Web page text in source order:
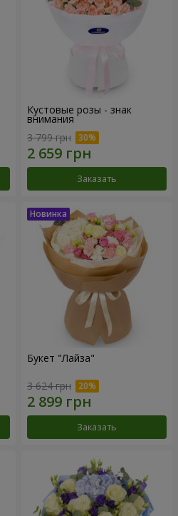
Кустовые розы - знак
внимания
3 799 грн
Заказать
Букет "Лайза"
3 624 грн
Заказать